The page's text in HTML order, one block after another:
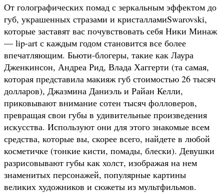
От голографических помад с зеркальным эффектом до
губ, украшенных стразами и кристалламиSwarovski,
которые заставят вас почувствовать себя Ники Минаж
— lip-art с каждым годом становится все более
впечатляющим. Бьюти-блогеры, такие как Лаура
Дженкинсон, Андреа Рид, Влада Хаггерти (та самая,
которая представила макияж губ стоимостью 26 тысяч
долларов), Джазмина Даниэль и Райан Келли,
приковывают внимание сотен тысяч фолловеров,
превращая свои губы в удивительные произведения
искусства. Используют они для этого знакомые всем
средства, которые вы, скорее всего, найдете в любой
косметичке (тонкие кисти, помады, блески). Девушки
разрисовывают губы как холст, изображая на нем
знаменитых персонажей, популярные картины
великих художников и сюжеты из мультфильмов.